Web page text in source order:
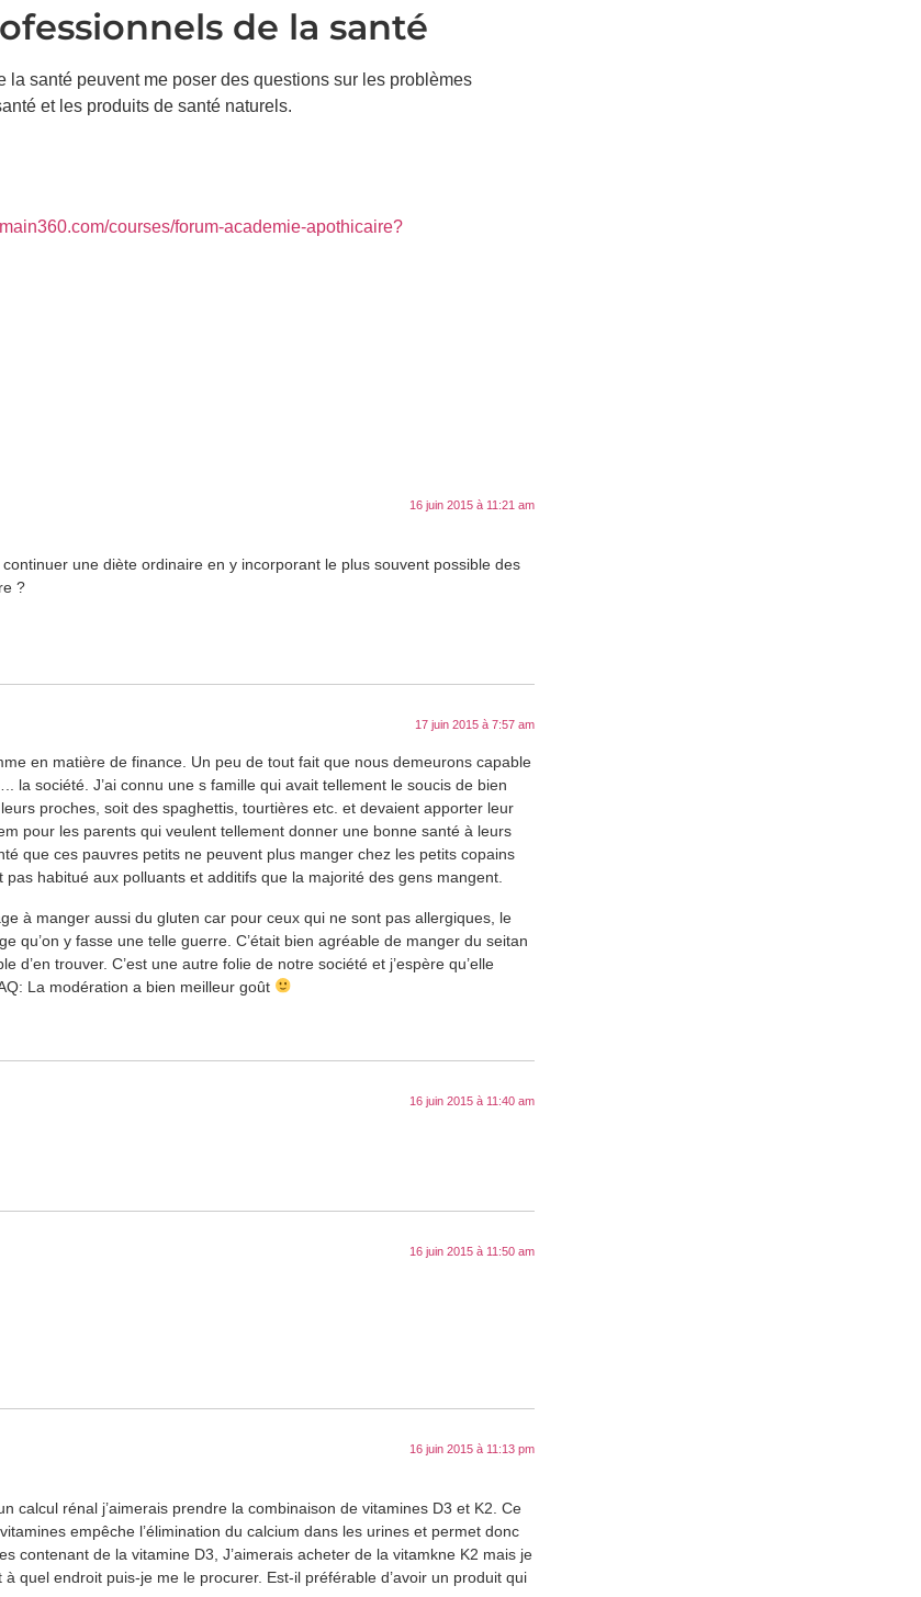
de la santé
la santé peuvent me poser des questions sur les problèmes
et les produits de santé naturels.
courses/forum-academie-apothicaire?
16 juin 2015 à 11:21 am
une diète ordinaire en y incorporant le plus souvent possible des
?
17 juin 2015 à 7:57 am
en matière de finance. Un peu de tout fait que nous demeurons capable
société. J’ai connu une s famille qui avait tellement le soucis de bien
proches, soit des spaghettis, tourtières etc. et devaient apporter leur
pour les parents qui veulent tellement donner une bonne santé à leurs
que ces pauvres petits ne peuvent plus manger chez les petits copains
habitué aux polluants et additifs que la majorité des gens mangent.
à manger aussi du gluten car pour ceux qui ne sont pas allergiques, le
qu’on y fasse une telle guerre. C’était bien agréable de manger du seitan
trouver. C’est une autre folie de notre société et j’espère qu’elle
La modération a bien meilleur goût
16 juin 2015 à 11:40 am
16 juin 2015 à 11:50 am
16 juin 2015 à 11:13 pm
calcul rénal j’aimerais prendre la combinaison de vitamines D3 et K2. Ce
empêche l’élimination du calcium dans les urines et permet donc
contenant de la vitamine D3, J’aimerais acheter de la vitamkne K2 mais je
quel endroit puis-je me le procurer. Est-il préférable d’avoir un produit qui